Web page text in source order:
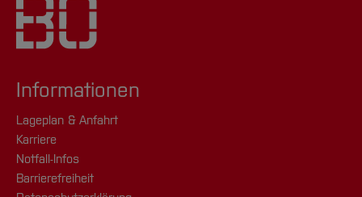
Informationen
Lageplan & Anfahrt
Karriere
Notfall-Infos
Barrierefreiheit